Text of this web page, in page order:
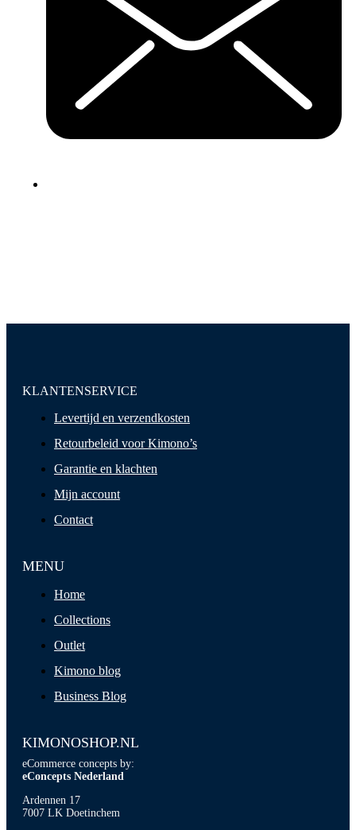
KLANTENSERVICE
Levertijd en verzendkosten
Retourbeleid voor Kimono’s
Garantie en klachten
Mijn account
Contact
MENU
Home
Collections
Outlet
Kimono blog
Business Blog
KIMONOSHOP.NL
eCommerce concepts by:
eConcepts Nederland
Ardennen 17
7007 LK Doetinchem